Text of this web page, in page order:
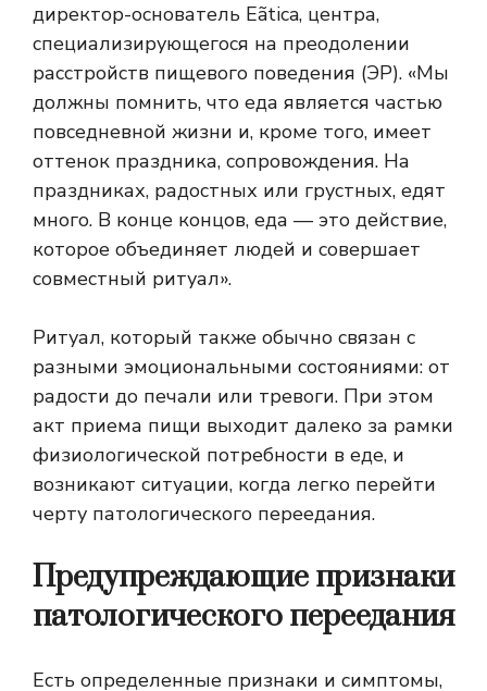
директор-основатель Eãtica, центра,
специализирующегося на преодолении
расстройств пищевого поведения (ЭР). «Мы
должны помнить, что еда является частью
повседневной жизни и, кроме того, имеет
оттенок праздника, сопровождения. На
праздниках, радостных или грустных, едят
много. В конце концов, еда — это действие,
которое объединяет людей и совершает
совместный ритуал».
Ритуал, который также обычно связан с
разными эмоциональными состояниями: от
радости до печали или тревоги. При этом
акт приема пищи выходит далеко за рамки
физиологической потребности в еде, и
возникают ситуации, когда легко перейти
черту патологического переедания.
Предупреждающие признаки
патологического переедания
Есть определенные признаки и симптомы,